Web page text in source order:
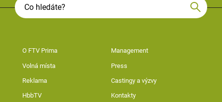
O FTV Prima Management
Volná místa Press
Reklama Castingy a výzvy
HbbTV Kontakty